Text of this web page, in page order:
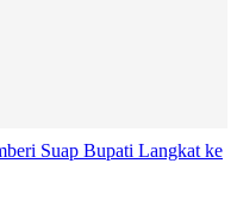
Suap Bupati Langkat ke